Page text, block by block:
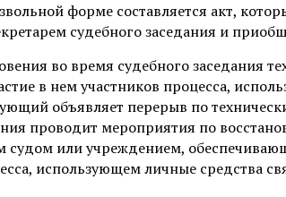
форме составляется акт,
судебного заседания и
во время судебного заседания
в нем участников процесса,
объявляет перерыв по
проводит мероприятия по
судом или учреждением,
использующем личные средства